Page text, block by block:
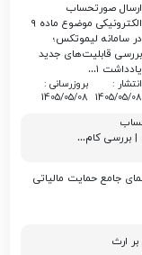
ارسال صورتحساب
الکترونیکی موضوع ماده ۹
در سامانه لیموتکس؛
بررسی قابلیت‌های جدید
یادداشت ۱…
انتشار :
1405/05/08
بروزرسانی :
1405/05/08
جامع حمایت مالیاتی
بر ارث